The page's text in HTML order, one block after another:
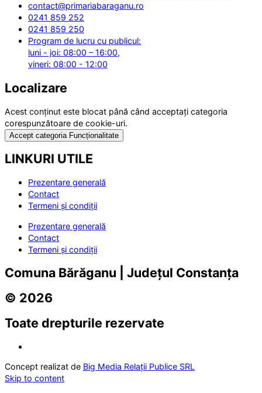
contact@primariabaraganu.ro
0241 859 252
0241 859 250
Program de lucru cu publicul:
luni - joi: 08:00 – 16:00,
vineri: 08:00 - 12:00
Localizare
Acest conținut este blocat până când acceptați categoria
corespunzătoare de cookie-uri.
Accept categoria Funcționalitate
LINKURI UTILE
Prezentare generală
Contact
Termeni și condiții
Prezentare generală
Contact
Termeni și condiții
Comuna Bărăganu | Județul Constanța
© 2026
Toate drepturile rezervate
Concept realizat de Big Media Relații Publice SRL
Skip to content